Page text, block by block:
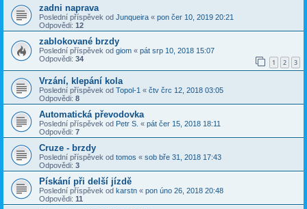
zadni naprava
Poslední příspěvek od Junqueira « pon čer 10, 2019 20:21
Odpovědi: 12
zablokované brzdy
Poslední příspěvek od giom « pát srp 10, 2018 15:07
Odpovědi: 34 1 2 3
Vrzání, klepání kola
Poslední příspěvek od Topol-1 « čtv črc 12, 2018 03:05
Odpovědi: 8
Automatická převodovka
Poslední příspěvek od Petr S. « pát čer 15, 2018 18:11
Odpovědi: 7
Cruze - brzdy
Poslední příspěvek od tomos « sob bře 31, 2018 17:43
Odpovědi: 3
Pískání při delší jízdě
Poslední příspěvek od karstn « pon úno 26, 2018 20:48
Odpovědi: 11